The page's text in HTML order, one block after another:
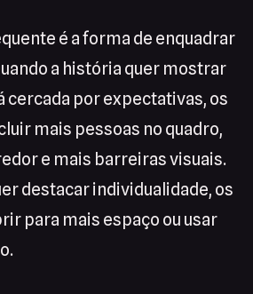
é a forma de enquadrar
a história quer mostrar
cercada por expectativas, os
mais pessoas no quadro,
e mais barreiras visuais.
destacar individualidade, os
para mais espaço ou usar